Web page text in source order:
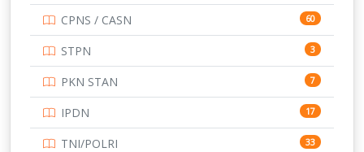
CPNS / CASN 60
STPN 3
PKN STAN 7
IPDN 17
TNI/POLRI 33